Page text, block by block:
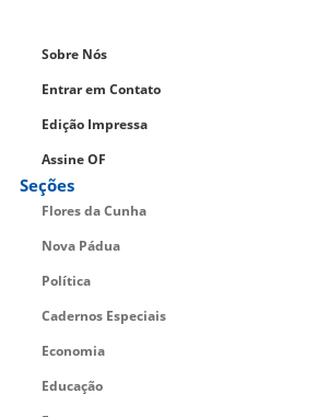
Sobre Nós
Entrar em Contato
Edição Impressa
Assine OF
Seções
Flores da Cunha
Nova Pádua
Política
Cadernos Especiais
Economia
Educação